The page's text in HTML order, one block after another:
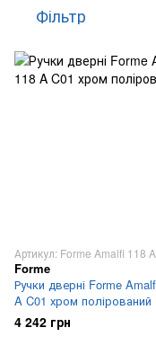
Фільтр
Артикул: Forme Amalfi 118
Forme
Ручки дверні Forme
A C01 хром полірований
4 242 грн